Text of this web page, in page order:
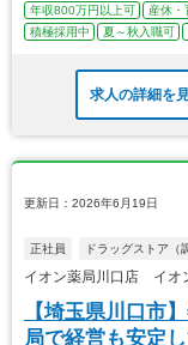
年収800万円以上可 産休・
積極採用中
夏～秋入職可
求人の詳細を
更新日：2026年6月19日
正社員 ドラッグストア（
イオン薬局川口店 イオ
【埼玉県川口市
局で経営も安定